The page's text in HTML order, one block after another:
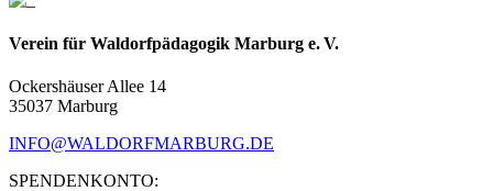
Verein für Waldorfpädagogik Marburg e. V.
Ockershäuser Allee 14
35037 Marburg
INFO@WALDORFMARBURG.DE
SPENDENKONTO: